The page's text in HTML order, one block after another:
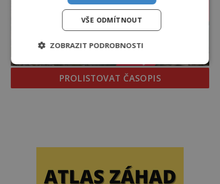
PROLISTOVAT ČASOPIS
VŠE ODMÍTNOUT
ZOBRAZIT PODROBNOSTI